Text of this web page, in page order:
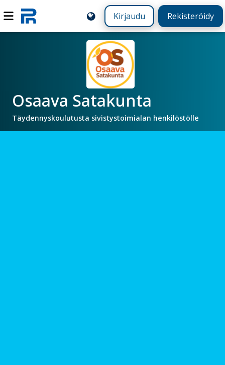
Kirjaudu Rekisteröidy
Osaava Satakunta
Täydennyskoulutusta sivistystoimialan henkilöstölle